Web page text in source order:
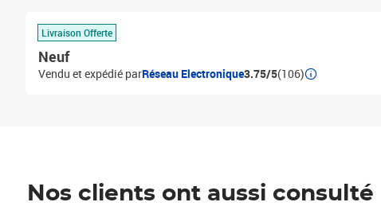
Livraison Offerte
Neuf
Vendu et expédié parRéseau Electronique3.75/5(106)
Nos clients ont aussi consulté